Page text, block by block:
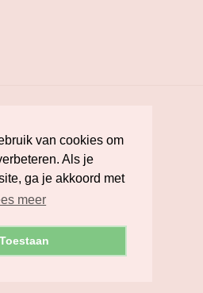
van cookies om
Als je
ga je akkoord met
meer
van cookies om
Als je
ga je akkoord met
meer
by Shopify